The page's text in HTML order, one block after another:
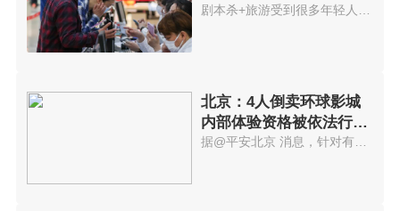
北京：4人倒卖环球影城
内部体验资格被依法行政
拘留